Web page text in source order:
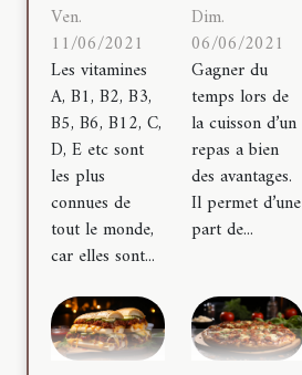
Ven.
11/06/2021
Les vitamines
A, B1, B2, B3,
B5, B6, B12, C,
D, E etc sont
les plus
connues de
tout le monde,
car elles sont...
Dim.
06/06/2021
Gagner du
temps lors de
la cuisson d’un
repas a bien
des avantages.
Il permet d’une
part de...